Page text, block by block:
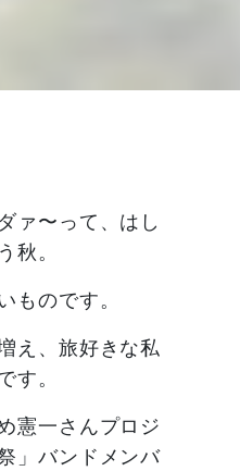
ァ〜って、はし
秋。
ものです。
え、旅好きな私
す。
憲一さんプロジ
」バンドメンバ